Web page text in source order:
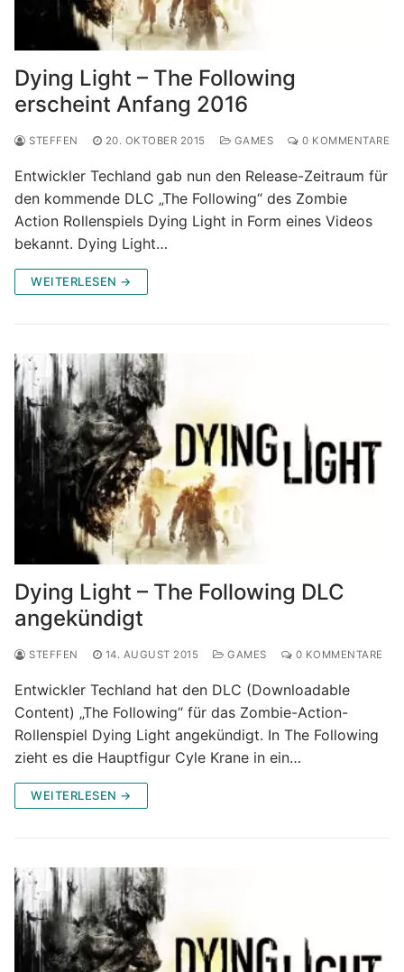
Dying Light – The Following
erscheint Anfang 2016
STEFFEN 20. OKTOBER 2015 GAMES 0 KOMMENTARE
Entwickler Techland gab nun den Release-Zeitraum für
den kommende DLC „The Following“ des Zombie
Action Rollenspiels Dying Light in Form eines Videos
bekannt. Dying Light…
WEITERLESEN →
Dying Light – The Following DLC
angekündigt
STEFFEN 14. AUGUST 2015 GAMES 0 KOMMENTARE
Entwickler Techland hat den DLC (Downloadable
Content) „The Following“ für das Zombie-Action-
Rollenspiel Dying Light angekündigt. In The Following
zieht es die Hauptfigur Cyle Krane in ein…
WEITERLESEN →